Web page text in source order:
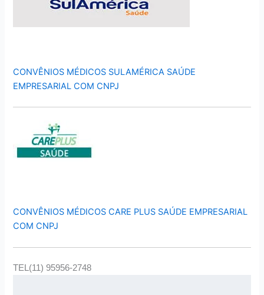
CONVÊNIOS MÉDICOS SULAMÉRICA SAÚDE
EMPRESARIAL COM CNPJ
CONVÊNIOS MÉDICOS CARE PLUS SAÚDE EMPRESARIAL
COM CNPJ
TEL(11) 95956-2748